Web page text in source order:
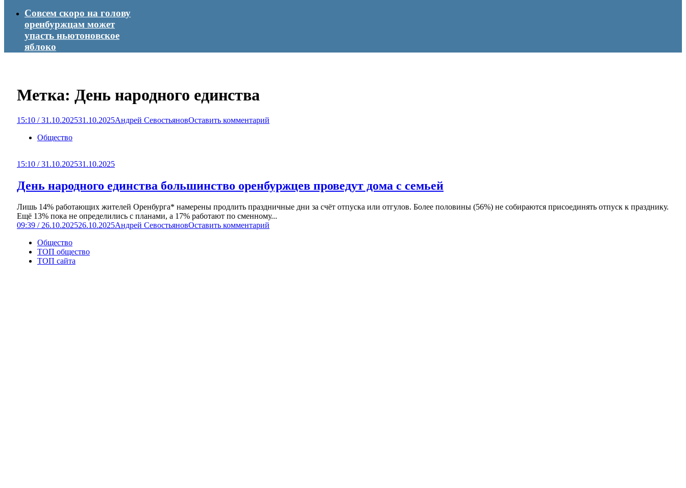
Совсем скоро на голову
оренбуржцам может
упасть ньютоновское
яблоко
Метка: День народного единства
15:10 / 31.10.202531.10.2025Андрей СевостьяновОставить комментарий
Общество
15:10 / 31.10.202531.10.2025
День народного единства большинство оренбуржцев проведут дома с семьей
Лишь 14% работающих жителей Оренбурга* намерены продлить праздничные дни за счёт отпуска или отгулов. Более половины (56%) не собираются присоединять отпуск к празднику.
Ещё 13% пока не определились с планами, а 17% работают по сменному...
09:39 / 26.10.202526.10.2025Андрей СевостьяновОставить комментарий
Общество
ТОП общество
ТОП сайта